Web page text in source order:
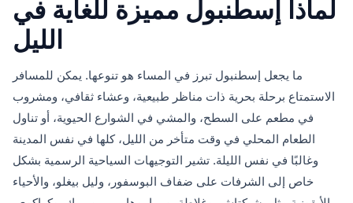
لماذا إسطنبول مميزة للغاية في
الليل
ما يجعل إسطنبول تبرز في المساء هو تنوعها. يمكن للمسافر
الاستمتاع برحلة بحرية ذات مناظر طبيعية، وعشاء ثقافي، ومشروب
في مطعم على السطح، والمشي في الشوارع الحيوية، أو تناول
الطعام المحلي في وقت متأخر من الليل، كلها في نفس المدينة
وغالبًا في نفس الليلة. تشير التوجيهات السياحية الرسمية بشكل
خاص إلى الشرفات على ضفاف البوسفور، وليل بيغلو، والأحياء